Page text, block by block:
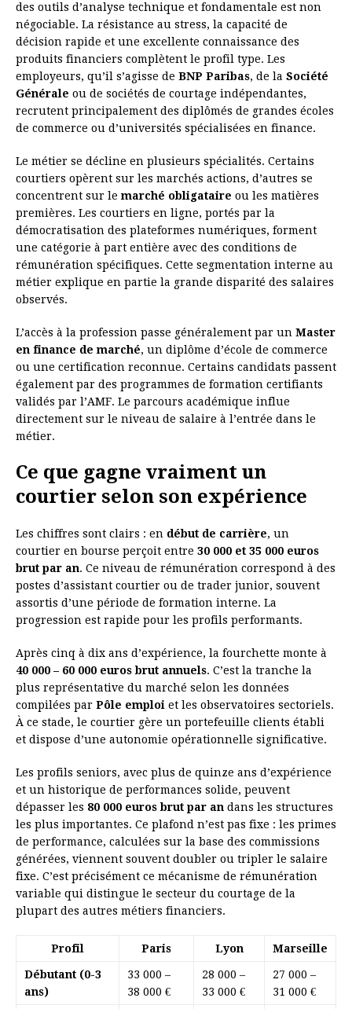
des outils d’analyse technique et fondamentale est non
négociable. La résistance au stress, la capacité de
décision rapide et une excellente connaissance des
produits financiers complètent le profil type. Les
employeurs, qu’il s’agisse de BNP Paribas, de la Société
Générale ou de sociétés de courtage indépendantes,
recrutent principalement des diplômés de grandes écoles
de commerce ou d’universités spécialisées en finance.
Le métier se décline en plusieurs spécialités. Certains
courtiers opèrent sur les marchés actions, d’autres se
concentrent sur lemarché obligataire ou les matières
premières. Les courtiers en ligne, portés par la
démocratisation des plateformes numériques, forment
une catégorie à part entière avec des conditions de
rémunération spécifiques. Cette segmentation interne au
métier explique en partie la grande disparité des salaires
observés.
L’accès à la profession passe généralement par un Master
en finance de marché, un diplôme d’école de commerce
ou une certification reconnue. Certains candidats passent
également par des programmes de formation certifiants
validés par l’AMF. Le parcours académique influe
directement sur le niveau de salaire à l’entrée dans le
métier.
Ce que gagne vraiment un
courtier selon son expérience
Les chiffres sont clairs : en début de carrière, un
courtier en bourse perçoit entre 30 000 et 35 000 euros
brut par an. Ce niveau de rémunération correspond à des
postes d’assistant courtier ou de trader junior, souvent
assortis d’une période de formation interne. La
progression est rapide pour les profils performants.
Après cinq à dix ans d’expérience, la fourchette monte à
40 000 – 60 000 euros brut annuels. C’est la tranche la
plus représentative du marché selon les données
compilées par Pôle emploi et les observatoires sectoriels.
À ce stade, le courtier gère un portefeuille clients établi
et dispose d’une autonomie opérationnelle significative.
Les profils seniors, avec plus de quinze ans d’expérience
et un historique de performances solide, peuvent
dépasser les 80 000 euros brut par an dans les structures
les plus importantes. Ce plafond n’est pas fixe : les primes
de performance, calculées sur la base des commissions
générées, viennent souvent doubler ou tripler le salaire
fixe. C’est précisément ce mécanisme de rémunération
variable qui distingue le secteur du courtage de la
plupart des autres métiers financiers.
Profil Paris Lyon Marseille
Débutant (0-3
ans)
33 000 –
38 000 €
28 000 –
33 000 €
27 000 –
31 000 €